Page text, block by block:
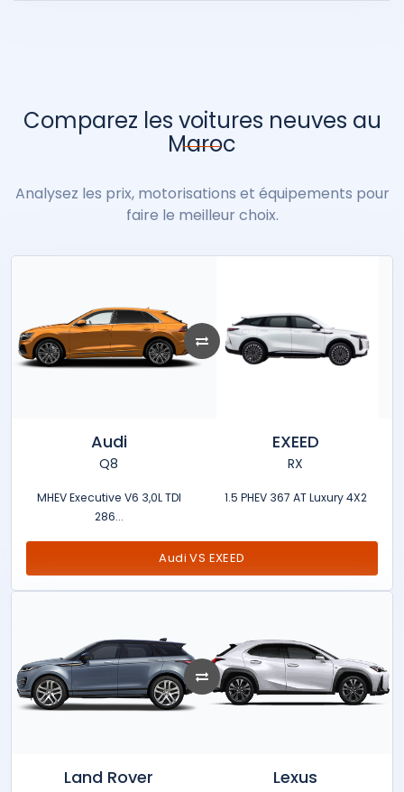
Comparez les voitures neuves au
Maroc
Analysez les prix, motorisations et équipements pour
faire le meilleur choix.
Audi
Q8
MHEV Executive V6 3,0L TDI
286...
EXEED
RX
1.5 PHEV 367 AT Luxury 4X2
Audi VS EXEED
Land Rover Lexus